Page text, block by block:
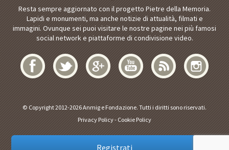
Resta sempre aggiornato con il progetto Pietre della Memoria.
Lapidi e monumenti, ma anche notizie di attualità, filmati e
immagini. Ovunque sei puoi visitare le nostre pagine nei più famosi
social network e piattaforme di condivisione video.
© Copyright 2012-2026 Anmig e Fondazione. Tutti i diritti sono riservati.
Privacy Policy- Cookie Policy
Registrati